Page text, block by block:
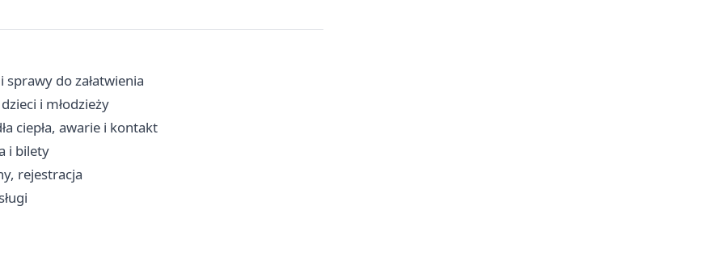
do załatwienia
i młodzieży
ciepła, awarie i kontakt
i bilety
rejestracja